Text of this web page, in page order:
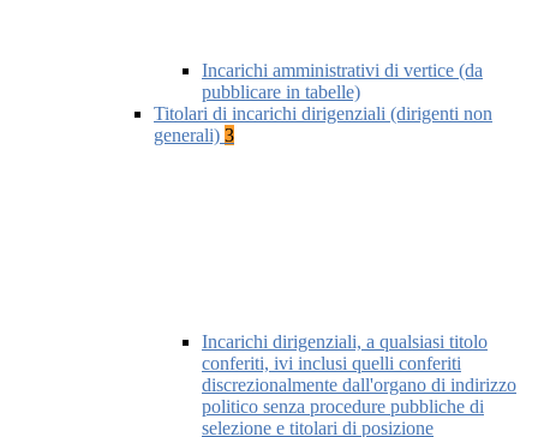
Incarichi amministrativi di vertice (da
pubblicare in tabelle)
Titolari di incarichi dirigenziali (dirigenti non
generali) 3
Incarichi dirigenziali, a qualsiasi titolo
conferiti, ivi inclusi quelli conferiti
discrezionalmente dall'organo di indirizzo
politico senza procedure pubbliche di
selezione e titolari di posizione